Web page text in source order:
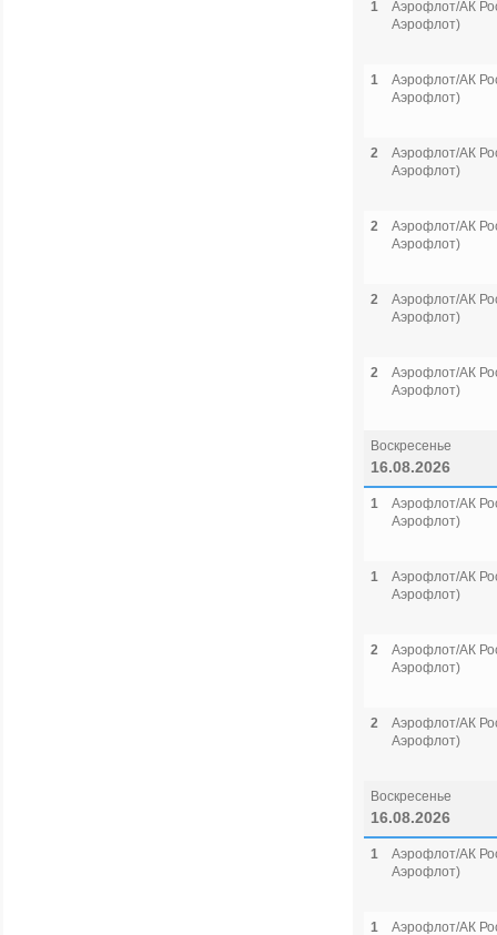
1
Аэрофлот/АК
Аэрофлот)
1
Аэрофлот/АК
Аэрофлот)
2
Аэрофлот/АК
Аэрофлот)
2
Аэрофлот/АК
Аэрофлот)
2
Аэрофлот/АК
Аэрофлот)
2
Аэрофлот/АК
Аэрофлот)
Воскресенье
16.08.2026
1
Аэрофлот/АК
Аэрофлот)
1
Аэрофлот/АК
Аэрофлот)
2
Аэрофлот/АК
Аэрофлот)
2
Аэрофлот/АК
Аэрофлот)
Воскресенье
16.08.2026
1
Аэрофлот/АК
Аэрофлот)
1
Аэрофлот/АК